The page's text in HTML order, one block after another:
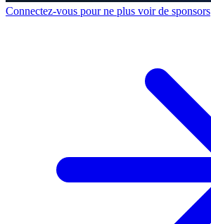
Connectez-vous pour ne plus voir de sponsors